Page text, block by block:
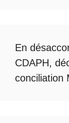
En
CDAPH,
conciliation